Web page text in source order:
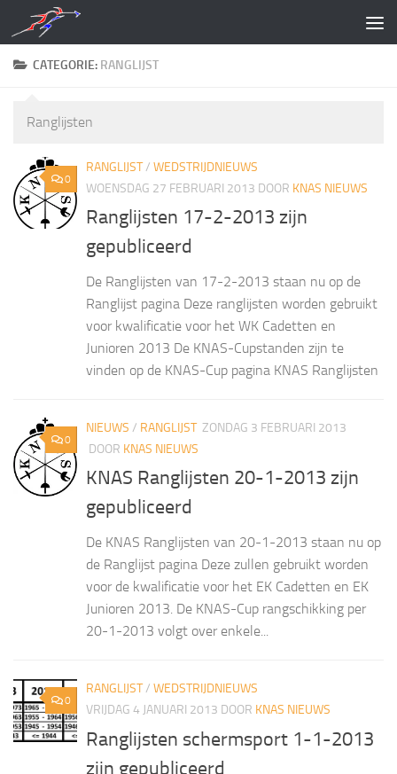
Doorgaan naar inhoud
CATEGORIE: RANGLIJST
Ranglijsten
0
RANGLIJST/ WEDSTRIJDNIEUWS
WOENSDAG 27 FEBRUARI 2013 DOOR KNAS NIEUWS
Ranglijsten 17-2-2013 zijn
gepubliceerd
De Ranglijsten van 17-2-2013 staan nu op de
Ranglijst pagina Deze ranglijsten worden gebruikt
voor kwalificatie voor het WK Cadetten en
Junioren 2013 De KNAS-Cupstanden zijn te
vinden op de KNAS-Cup pagina KNAS Ranglijsten
0
NIEUWS / RANGLIJST ZONDAG 3 FEBRUARI 2013
DOOR KNAS NIEUWS
KNAS Ranglijsten 20-1-2013 zijn
gepubliceerd
De KNAS Ranglijsten van 20-1-2013 staan nu op
de Ranglijst pagina Deze zullen gebruikt worden
voor de kwalificatie voor het EK Cadetten en EK
Junioren 2013. De KNAS-Cup rangschikking per
20-1-2013 volgt over enkele...
0
RANGLIJST/ WEDSTRIJDNIEUWS
VRIJDAG 4 JANUARI 2013 DOOR KNAS NIEUWS
Ranglijsten schermsport 1-1-2013
zijn gepubliceerd